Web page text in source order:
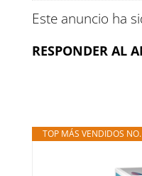
Este anuncio ha
RESPONDER AL
TOP MÁS VENDIDOS